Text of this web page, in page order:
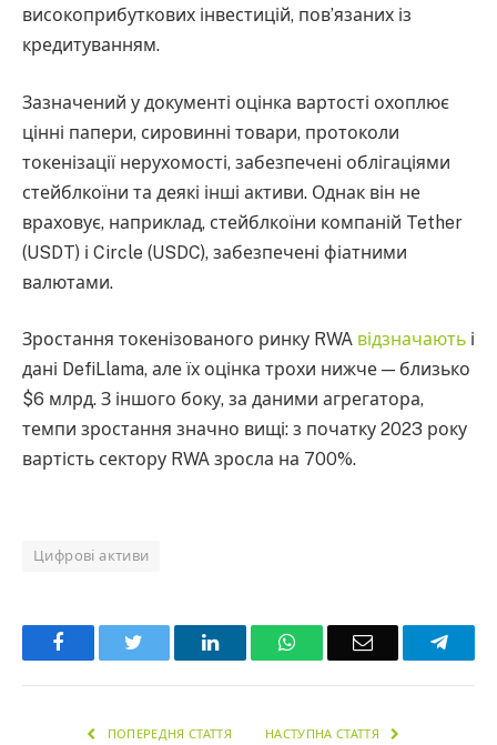
високоприбуткових інвестицій, пов’язаних із
кредитуванням.
Зазначений у документі оцінка вартості охоплює
цінні папери, сировинні товари, протоколи
токенізації нерухомості, забезпечені облігаціями
стейблкоїни та деякі інші активи. Однак він не
враховує, наприклад, стейблкоїни компаній Tether
(USDT) і Circle (USDC), забезпечені фіатними
валютами.
Зростання токенізованого ринку RWA відзначають і
дані DefiLlama, але їх оцінка трохи нижче — близько
$6 млрд. З іншого боку, за даними агрегатора,
темпи зростання значно вищі: з початку 2023 року
вартість сектору RWA зросла на 700%.
Цифрові активи
Facebook LinkedInWhatsAppEmail
ПОПЕРЕДНЯ СТАТТЯ НАСТУПНА СТАТТЯ